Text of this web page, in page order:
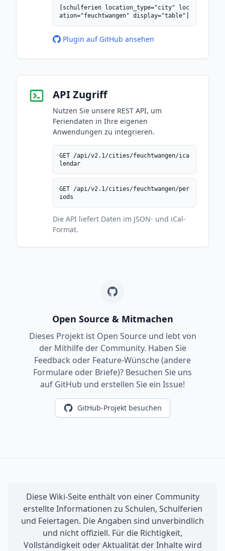
[schulferien location_type="city" loc
ation="feuchtwangen" display="table"]
Plugin auf GitHub ansehen
API Zugriff
Nutzen Sie unsere REST API, um
Feriendaten in Ihre eigenen
Anwendungen zu integrieren.
GET /api/v2.1/cities/feuchtwangen/ica
lendar
GET /api/v2.1/cities/feuchtwangen/per
iods
Die API liefert Daten im JSON- und iCal-
Format.
Open Source & Mitmachen
Dieses Projekt ist Open Source und lebt von
der Mithilfe der Community. Haben Sie
Feedback oder Feature-Wünsche (andere
Formulare oder Briefe)? Besuchen Sie uns
auf GitHub und erstellen Sie ein Issue!
GitHub-Projekt besuchen
Diese Wiki-Seite enthält von einer Community
erstellte Informationen zu Schulen, Schulferien
und Feiertagen. Die Angaben sind unverbindlich
und nicht offiziell. Für die Richtigkeit,
Vollständigkeit oder Aktualität der Inhalte wird